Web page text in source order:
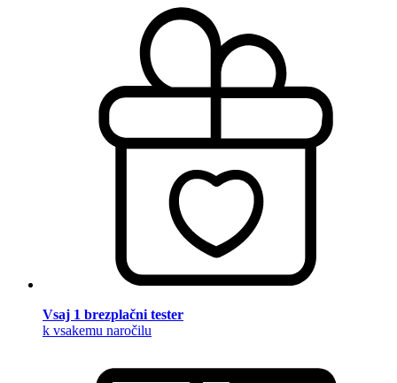
Vsaj 1 brezplačni tester
k vsakemu naročilu